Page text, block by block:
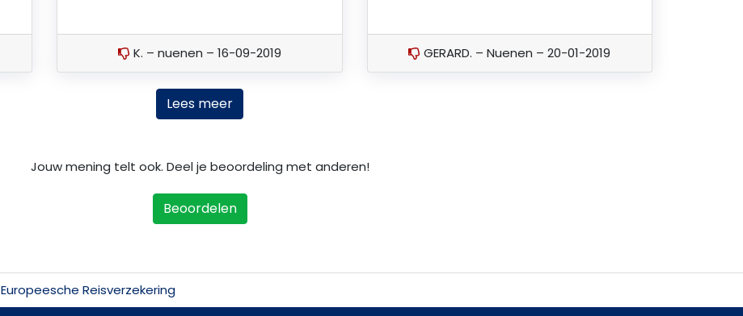
K. – nuenen – 16-09-2019 GERARD. – Nuenen – 20-01-2019
Lees meer
Jouw mening telt ook. Deel je beoordeling met anderen!
Beoordelen
Europeesche Reisverzekering